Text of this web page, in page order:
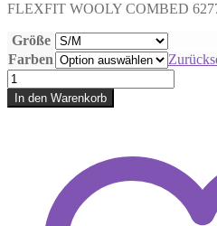
FLEXFIT WOOLY COMBED
Größe
Farben
1FLEXFIT
WOOLY
COMBED
In den Warenkorb